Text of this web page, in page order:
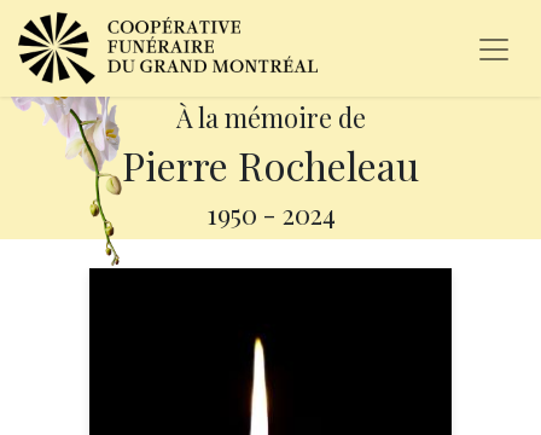
À la mémoire de
Pierre Rocheleau
1950 - 2024